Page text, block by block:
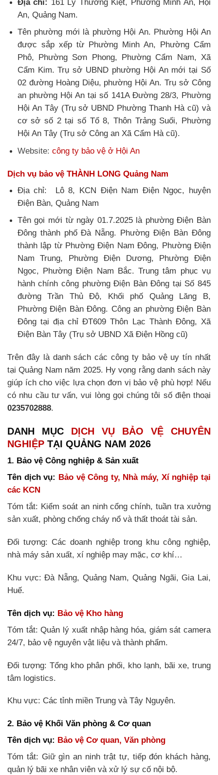
Địa chỉ: 161 Lý Thường Kiệt, Phường Minh An, Hội
An, Quảng Nam.
Tên phường mới là phường Hội An. Phường Hội An
được sắp xếp từ Phường Minh An, Phường Cẩm
Phô, Phường Sơn Phong, Phường Cẩm Nam, Xã
Cẩm Kim. Trụ sở UBND phường Hội An mới tại Số
02 đường Hoàng Diệu, phường Hội An. Trụ sở Công
an phường Hội An tại số 141A Đường 28/3, Phường
Hội An Tây (Trụ sở UBND Phường Thanh Hà cũ) và
cơ sở số 2 tại số Tổ 8, Thôn Trảng Suối, Phường
Hội An Tây (Trụ sở Công an Xã Cẩm Hà cũ).
Website: công ty bảo vệ ở Hội An
Dịch vụ bảo vệ THÀNH LONG Quảng Nam
Địa chỉ:
Lô 8, KCN Điện Nam Điện Ngọc, huyện
Điện Bàn, Quảng Nam
Tên gọi mới từ ngày 01.7.2025 là phường Điện Bàn
Đông thành phố Đà Nẵng. Phường Điện Bàn Đông
thành lập từ Phường Điện Nam Đông, Phường Điện
Nam Trung, Phường Điện Dương, Phường Điện
Ngọc, Phường Điện Nam Bắc. Trung tâm phục vụ
hành chính công phường Điện Bàn Đông tại Số 845
đường Trần Thủ Độ, Khối phố Quảng Lăng B,
Phường Điện Bàn Đông. Công an phường Điện Bàn
Đông tại địa chỉ ĐT609 Thôn Lạc Thành Đông, Xã
Điện Bàn Tây (Trụ sở UBND Xã Điện Hồng cũ)
Trên đây là danh sách các công ty bảo vệ uy tín nhất
tại Quảng Nam năm 2025. Hy vọng rằng danh sách này
giúp ích cho việc lựa chọn đơn vị bảo vệ phù hợp! Nếu
có nhu cầu tư vấn, vui lòng gọi chúng tôi số điện thoại
0235702888.
DANH MỤC DỊCH VỤ BẢO VỆ CHUYÊN
NGHIỆP TẠI QUẢNG NAM 2026
1. Bảo vệ Công nghiệp & Sản xuất
Tên dịch vụ: Bảo vệ Công ty, Nhà máy, Xí nghiệp tại
các KCN
Tóm tắt: Kiểm soát an ninh cổng chính, tuần tra xưởng
sản xuất, phòng chống cháy nổ và thất thoát tài sản.
Đối tượng: Các doanh nghiệp trong khu công nghiệp,
nhà máy sản xuất, xí nghiệp may mặc, cơ khí…
Khu vực: Đà Nẵng, Quảng Nam, Quảng Ngãi, Gia Lai,
Huế.
Tên dịch vụ: Bảo vệ Kho hàng
Tóm tắt: Quản lý xuất nhập hàng hóa, giám sát camera
24/7, bảo vệ nguyên vật liệu và thành phẩm.
Đối tượng: Tổng kho phân phối, kho lạnh, bãi xe, trung
tâm logistics.
Khu vực: Các tỉnh miền Trung và Tây Nguyên.
2. Bảo vệ Khối Văn phòng & Cơ quan
Tên dịch vụ: Bảo vệ Cơ quan, Văn phòng
Tóm tắt: Giữ gìn an ninh trật tự, tiếp đón khách hàng,
quản lý bãi xe nhân viên và xử lý sự cố nội bộ.